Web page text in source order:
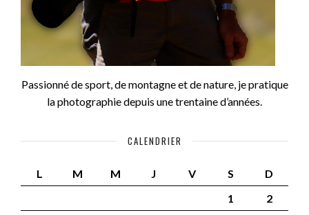
Passionné de sport, de montagne et de nature, je pratique
la photographie depuis une trentaine d’années.
CALENDRIER
L M M J V S
D
1
2